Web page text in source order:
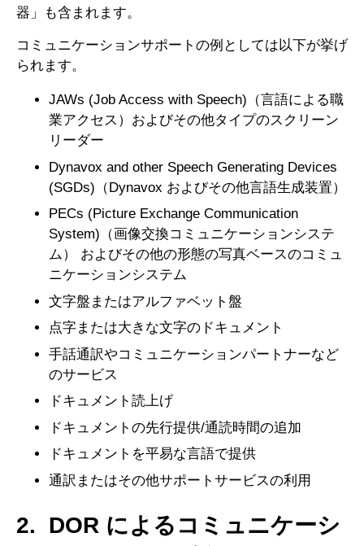
器」も含まれます。
コミュニケーションサポートの例としては以下が挙げ
られます。
JAWs (Job Access with Speech)（言語による職
業アクセス）およびその他タイプのスクリーン
リーダー
Dynavox and other Speech Generating Devices
(SGDs)（Dynavox およびその他言語生成装置）
PECs (Picture Exchange Communication
System)（画像交換コミュニケーションシステ
ム） およびその他の形態の写真ベースのコミュ
ニケーションシステム
文字盤またはアルファベット盤
点字または大きな文字のドキュメント
手話通訳やコミュニケーションパートナーなど
のサービス
ドキュメント読上げ
ドキュメントの先行提供/通読時間の追加
ドキュメントを平易な言語で提供
通訳またはその他サポートサービスの利用
2. DOR によるコミュニケーシ